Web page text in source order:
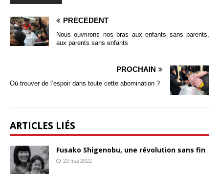
PRÉCÉDENT
Nous ouvrirons nos bras aux enfants sans parents,
aux parents sans enfants
PROCHAIN
Où trouver de l’espoir dans toute cette abomination ?
ARTICLES LIÉS
Fusako Shigenobu, une révolution sans fin
29 mai 2022